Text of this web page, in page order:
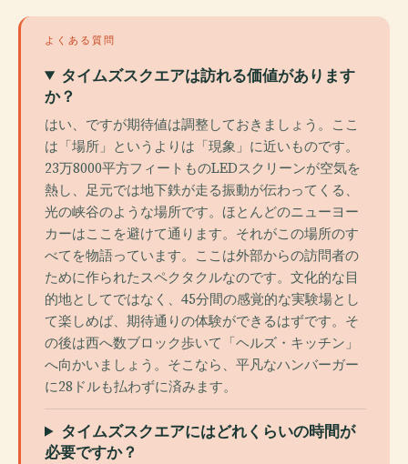
よくある質問
タイムズスクエアは訪れる価値があります
か？
はい、ですが期待値は調整しておきましょう。ここ
は「場所」というよりは「現象」に近いものです。
23万8000平方フィートものLEDスクリーンが空気を
熱し、足元では地下鉄が走る振動が伝わってくる、
光の峡谷のような場所です。ほとんどのニューヨー
カーはここを避けて通ります。それがこの場所のす
べてを物語っています。ここは外部からの訪問者の
ために作られたスペクタクルなのです。文化的な目
的地としてではなく、45分間の感覚的な実験場とし
て楽しめば、期待通りの体験ができるはずです。そ
の後は西へ数ブロック歩いて「ヘルズ・キッチン」
へ向かいましょう。そこなら、平凡なハンバーガー
に28ドルも払わずに済みます。
タイムズスクエアにはどれくらいの時間が
必要ですか？